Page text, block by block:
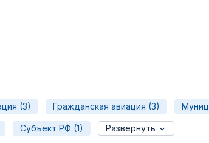
(3) Гражданская авиация (3)
Субъект РФ (1) Развернуть